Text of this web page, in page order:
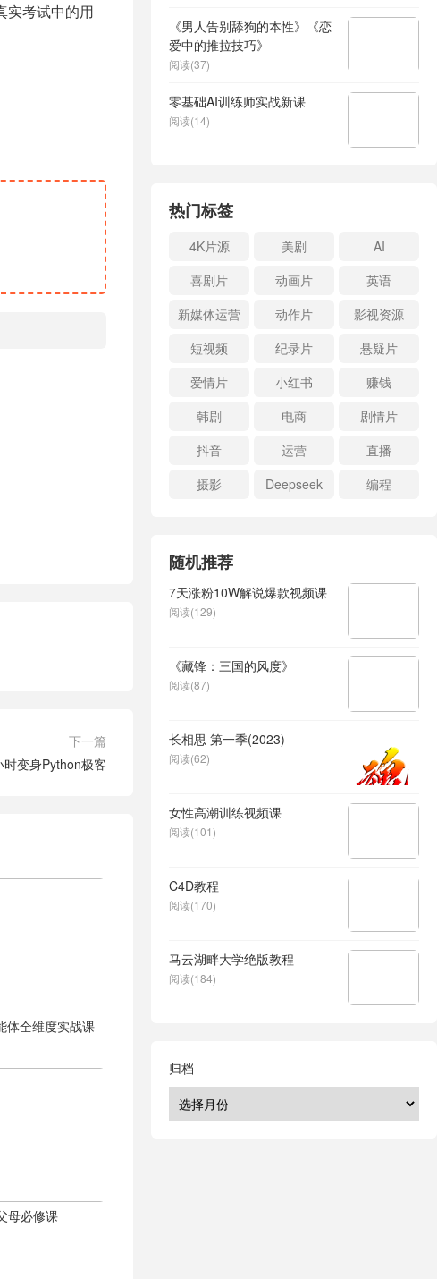
实考试中的用
下一篇
时变身Python极客
体全维度实战课
母必修课
《男人告别舔狗的本性》《恋
爱中的推拉技巧》
阅读(37)
零基础AI训练师实战新课
阅读(14)
热门标签
4K片源 美剧
AI
喜剧片
动画片
英语
新媒体运营
动作片
影视资源
短视频
纪录片
悬疑片
爱情片
小红书
赚钱
韩剧
电商
剧情片
抖音
运营
直播
摄影
Deepseek 编程
随机推荐
7天涨粉10W解说爆款视频课
阅读(129)
《藏锋：三国的风度》
阅读(87)
长相思 第一季(2023)
阅读(62)
女性高潮训练视频课
阅读(101)
C4D教程
阅读(170)
马云湖畔大学绝版教程
阅读(184)
归档